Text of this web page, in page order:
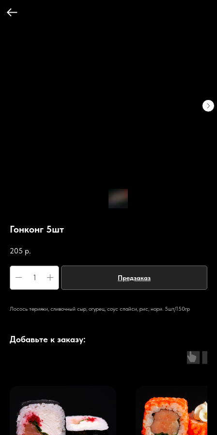
Гонконг 5шт
205 р.
Предзаказ
Лосось терияки, сливочный сыр, огурец, соус спайси, рис, нори. 5шт/150гр
Добавьте к заказу: